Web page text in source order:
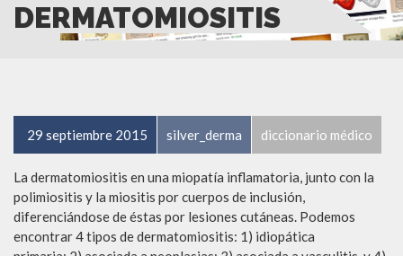
DERMATOMIOSITIS
29 septiembre 2015 silver_derma diccionario médico
La dermatomiositis en una miopatía inflamatoria, junto con la
polimiositis y la miositis por cuerpos de inclusión,
diferenciándose de éstas por lesiones cutáneas. Podemos
encontrar 4 tipos de dermatomiositis: 1) idiopática